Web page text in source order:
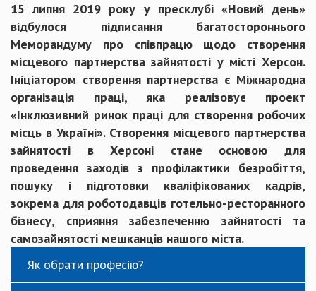
15 липня 2019 року у пресклубі «Новий день»
відбулося підписання багатостороннього
Меморандуму про співпрацю щодо створення
місцевого партнерства зайнятості у місті Херсон.
Ініціатором створення партнерства є Міжнародна
організація праці, яка реалізовує проект
«Інклюзивний ринок праці для створення робочих
місць в Україні». Створення місцевого партнерства
зайнятості в Херсоні стане основою для
проведення заходів з профілактики безробіття,
пошуку і підготовки кваліфікованих кадрів,
зокрема для роботодавців готельно-ресторанного
бізнесу, сприяння забезпеченню зайнятості та
самозайнятості мешканців нашого міста.
Як обрати професію?